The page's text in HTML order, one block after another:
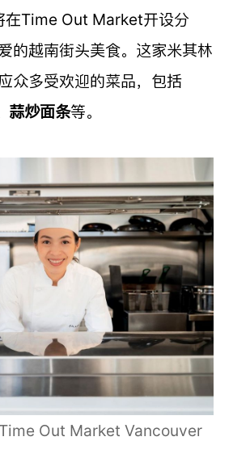
Time Out Market开设分
的越南街头美食。这家米其林
众多受欢迎的菜品，包括
蒜炒面条等。
Out Market Vancouver